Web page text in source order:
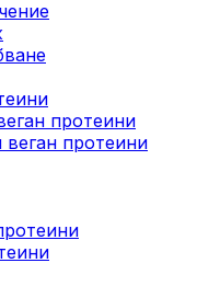
протеини
протеини